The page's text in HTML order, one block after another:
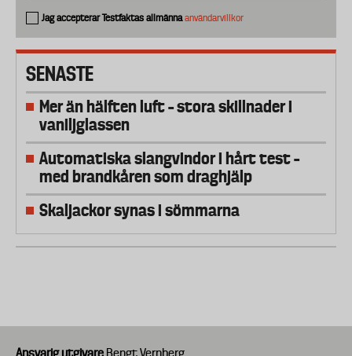
Jag accepterar Testfaktas allmännaanvändarvillkor
SENASTE
Mer än hälften luft – stora skillnader i
vaniljglassen
Automatiska slangvindor i hårt test –
med brandkåren som draghjälp
Skaljackor synas i sömmarna